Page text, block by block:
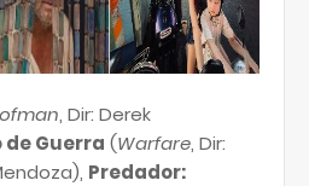
, Dir: Derek
de Guerra (Warfare, Dir:
Predador: